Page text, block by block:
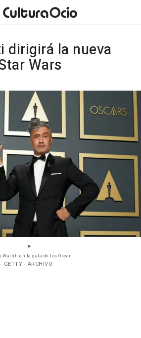
dirigirá la nueva
Wars
Waititi en la gala de los Oscar
- GETTY - ARCHIVO